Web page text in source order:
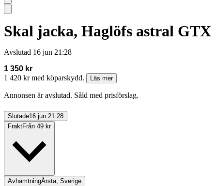
Skal jacka, Haglöfs astral GTX
Avslutad 16 jun 21:28
1 350 kr
1 420 kr med köparskydd.
Läs mer
Annonsen är avslutad. Såld med prisförslag.
Slutade16 jun 21:28
FraktFrån 49 kr
AvhämtningÅrsta, Sverige